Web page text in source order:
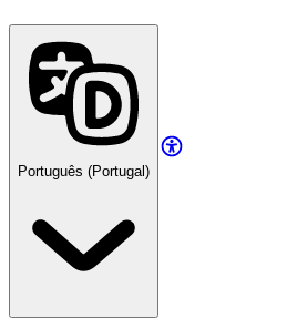
Português (Portugal)